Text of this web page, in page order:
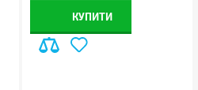
властивості, характеристики,
зовнішній вигляд і
комплектацію товарів без
КУПИТИ